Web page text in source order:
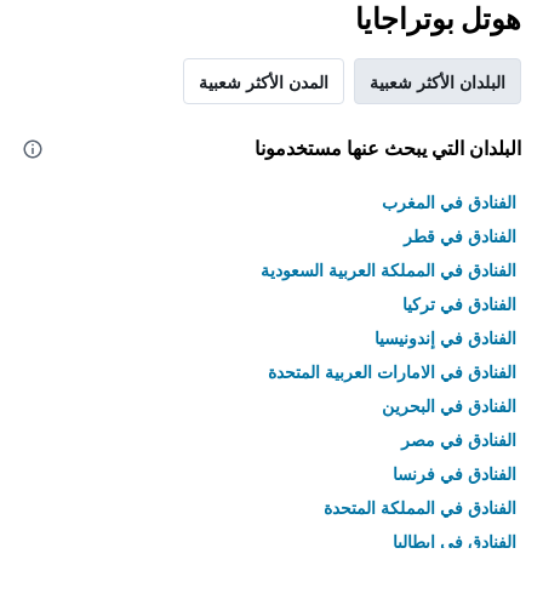
هوتل بوتراجايا
البلدان الأكثر شعبية المدن الأكثر شعبية
البلدان التي يبحث عنها مستخدمونا
الفنادق في المغرب
الفنادق في قطر
الفنادق في المملكة العربية السعودية
الفنادق في تركيا
الفنادق في إندونيسيا
الفنادق في الامارات العربية المتحدة
الفنادق في البحرين
الفنادق في مصر
الفنادق في فرنسا
الفنادق في المملكة المتحدة
الفنادق في إيطاليا